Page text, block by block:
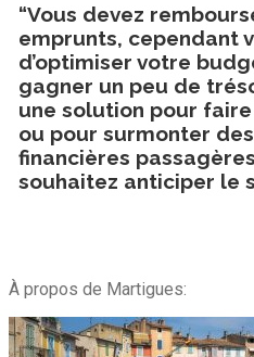
“Vous devez
emprunts, cependant
d’optimiser votre
gagner un peu de
une solution pour
ou pour surmonter
financières
souhaitez anticiper le
À propos de Martigues: